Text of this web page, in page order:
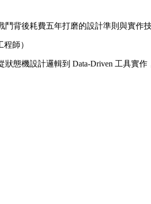
背後耗費五年打磨的設計準則與實作
師）
態機設計邏輯到 Data-Driven 工具實作